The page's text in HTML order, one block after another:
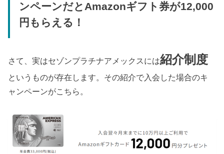
ンペーンだとAmazonギフト券が12,000
円もらえる！
さて、実はセゾンプラチナアメックスには紹介制度
というものが存在します。その紹介で入会した場合のキ
ャンペーンがこちら。